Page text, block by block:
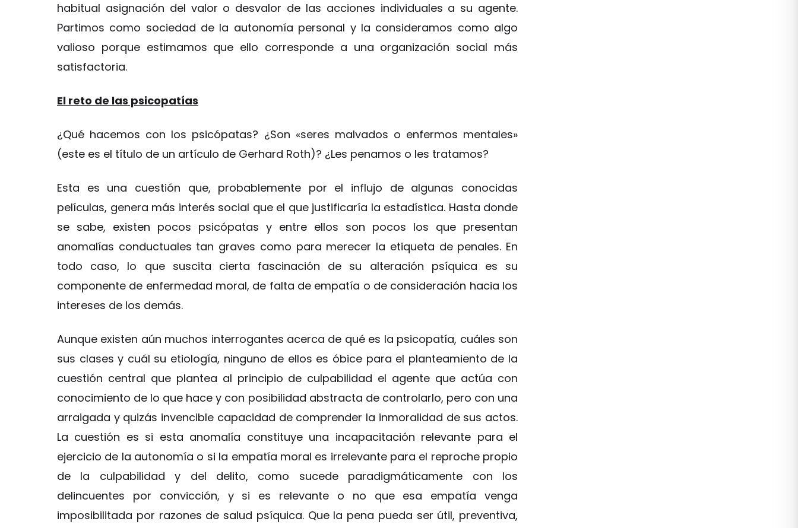
habitual asignación del valor o desvalor de las acciones individuales a su agente.
Partimos como sociedad de la autonomía personal y la consideramos como algo
valioso porque estimamos que ello corresponde a una organización social más
satisfactoria.
El reto de las psicopatías
¿Qué hacemos con los psicópatas? ¿Son «seres malvados o enfermos mentales»
(este es el título de un artículo de Gerhard Roth)? ¿Les penamos o les tratamos?
Esta es una cuestión que, probablemente por el influjo de algunas conocidas
películas, genera más interés social que el que justificaría la estadística. Hasta donde
se sabe, existen pocos psicópatas y entre ellos son pocos los que presentan
anomalías conductuales tan graves como para merecer la etiqueta de penales. En
todo caso, lo que suscita cierta fascinación de su alteración psíquica es su
componente de enfermedad moral, de falta de empatía o de consideración hacia los
intereses de los demás.
Aunque existen aún muchos interrogantes acerca de qué es la psicopatía, cuáles son
sus clases y cuál su etiología, ninguno de ellos es óbice para el planteamiento de la
cuestión central que plantea al principio de culpabilidad el agente que actúa con
conocimiento de lo que hace y con posibilidad abstracta de controlarlo, pero con una
arraigada y quizás invencible capacidad de comprender la inmoralidad de sus actos.
La cuestión es si esta anomalía constituye una incapacitación relevante para el
ejercicio de la autonomía o si la empatía moral es irrelevante para el reproche propio
de la culpabilidad y del delito, como sucede paradigmáticamente con los
delincuentes por convicción, y si es relevante o no que esa empatía venga
imposibilitada por razones de salud psíquica. Que la pena pueda ser útil, preventiva,